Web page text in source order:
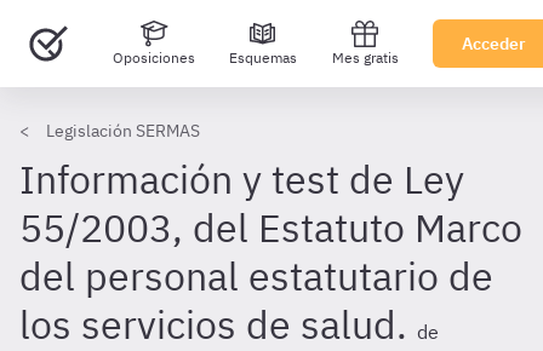
Oposiciones Esquemas Mes gratis
Acceder
Legislación SERMAS
Información y test de Ley
55/2003, del Estatuto Marco
del personal estatutario de
los servicios de salud. de